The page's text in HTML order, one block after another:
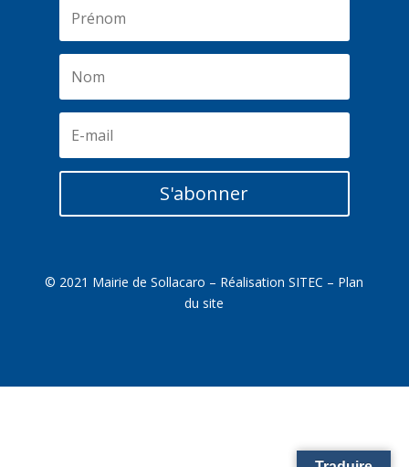
S'abonner
© 2021 Mairie de Sollacaro – RéalisationSITEC – Plan
du site